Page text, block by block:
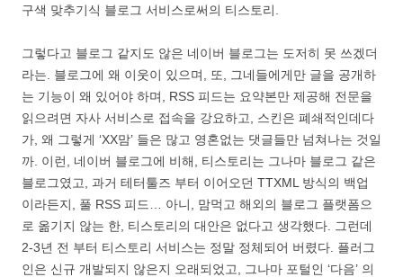
구색 맞추기식 블로그 서비스로써의 티스토리.
그렇다고 블로그 같지도 않은 네이버 블로그는 도저히 못 쓰겠더
라는. 블로그에 왜 이웃이 있으며, 또, 그네들에게만 글을 공개하
는 기능이 왜 있어야 하며, RSS 피드는 요약본만 제공해 전문을
읽으려면 자사 서비스로 접속을 강요하고, 스킨은 폐쇄적인데다
가, 왜 그렇게 ‘XX맘’ 들은 많고 영혼없는 댓글들만 넘쳐나는 것일
까. 이런, 네이버 블로그에 비해, 티스토리는 그나마 블로그 같은
블로그였고, 과거 테터툴즈 부터 이어오던 TTXML 방식의 백업
이라든지, 풀 RSS 피드… 아니, 맘먹고 해외의 블로그 플랫폼으
로 옮기지 않는 한, 티스토리의 대안은 없다고 생각했다. 그런데
2-3년 전 부터 티스토리 서비스는 정말 정체되어 버렸다. 플러그
인은 신규 개발되지 않은지 오래되었고, 그나마 포털인 ‘다음’ 의